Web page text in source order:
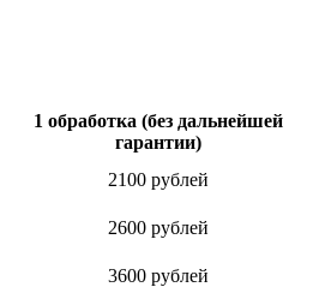
1 обработка (без дальнейшей
гарантии)
2100 рублей
2600 рублей
3600 рублей